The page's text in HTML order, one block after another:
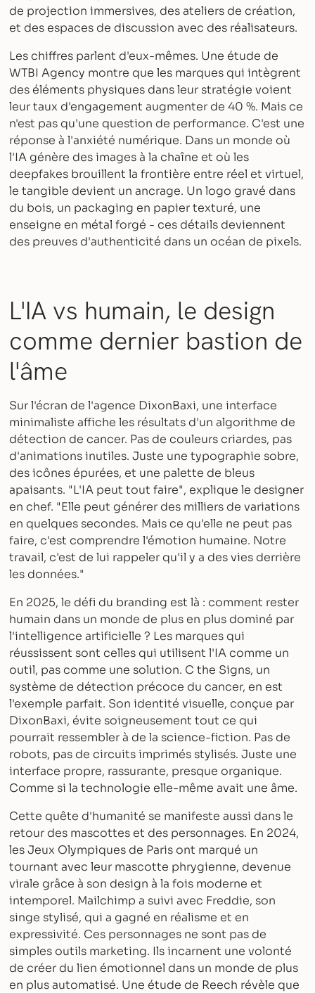
de projection immersives, des ateliers de création,
et des espaces de discussion avec des réalisateurs.
Les chiffres parlent d'eux-mêmes. Une étude de
WTBI Agency montre que les marques qui intègrent
des éléments physiques dans leur stratégie voient
leur taux d'engagement augmenter de 40 %. Mais ce
n'est pas qu'une question de performance. C'est une
réponse à l'anxiété numérique. Dans un monde où
l'IA génère des images à la chaîne et où les
deepfakes brouillent la frontière entre réel et virtuel,
le tangible devient un ancrage. Un logo gravé dans
du bois, un packaging en papier texturé, une
enseigne en métal forgé - ces détails deviennent
des preuves d'authenticité dans un océan de pixels.
L'IA vs humain, le design
comme dernier bastion de
l'âme
Sur l'écran de l'agence DixonBaxi, une interface
minimaliste affiche les résultats d'un algorithme de
détection de cancer. Pas de couleurs criardes, pas
d'animations inutiles. Juste une typographie sobre,
des icônes épurées, et une palette de bleus
apaisants. "L'IA peut tout faire", explique le designer
en chef. "Elle peut générer des milliers de variations
en quelques secondes. Mais ce qu'elle ne peut pas
faire, c'est comprendre l'émotion humaine. Notre
travail, c'est de lui rappeler qu'il y a des vies derrière
les données."
En 2025, le défi du branding est là : comment rester
humain dans un monde de plus en plus dominé par
l'intelligence artificielle ? Les marques qui
réussissent sont celles qui utilisent l'IA comme un
outil, pas comme une solution. C the Signs, un
système de détection précoce du cancer, en est
l'exemple parfait. Son identité visuelle, conçue par
DixonBaxi, évite soigneusement tout ce qui
pourrait ressembler à de la science-fiction. Pas de
robots, pas de circuits imprimés stylisés. Juste une
interface propre, rassurante, presque organique.
Comme si la technologie elle-même avait une âme.
Cette quête d'humanité se manifeste aussi dans le
retour des mascottes et des personnages. En 2024,
les Jeux Olympiques de Paris ont marqué un
tournant avec leur mascotte phrygienne, devenue
virale grâce à son design à la fois moderne et
intemporel. Mailchimp a suivi avec Freddie, son
singe stylisé, qui a gagné en réalisme et en
expressivité. Ces personnages ne sont pas de
simples outils marketing. Ils incarnent une volonté
de créer du lien émotionnel dans un monde de plus
en plus automatisé. Une étude de Reech révèle que